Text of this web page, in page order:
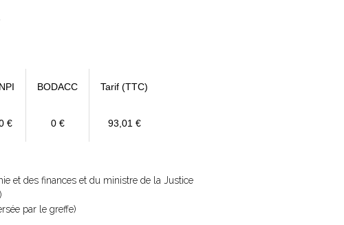
BODACC Tarif (TTC)
€ 0 € 93,01 €
et des finances et du ministre de la Justice
par le greffe)